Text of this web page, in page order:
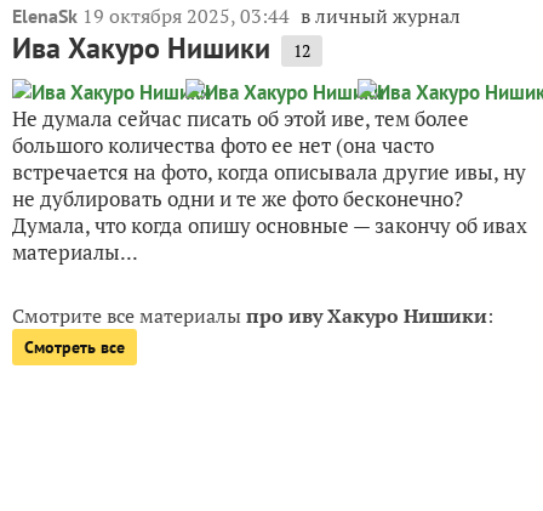
ElenaSk 19 октября 2025, 03:44 в личный журнал
Ива Хакуро Нишики 12
Не думала сейчас писать об этой иве, тем более
большого количества фото ее нет (она часто
встречается на фото, когда описывала другие ивы, ну
не дублировать одни и те же фото бесконечно?
Думала, что когда опишу основные — закончу об ивах
материалы...
Смотрите все материалыпро иву Хакуро Нишики:
Смотреть все